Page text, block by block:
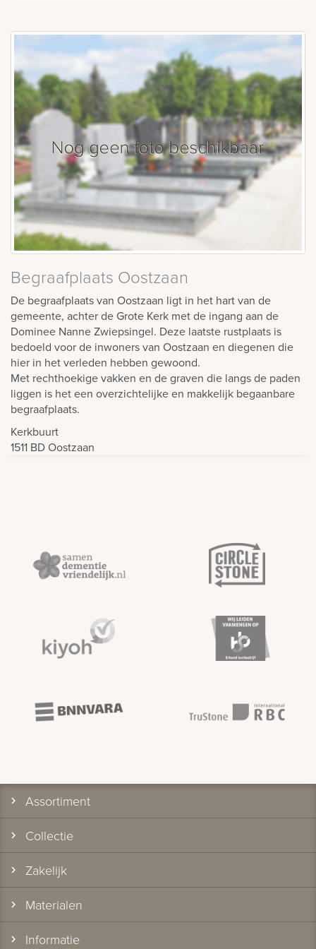
Begraafplaats Oostzaan
De begraafplaats van Oostzaan ligt in het hart van de
gemeente, achter de Grote Kerk met de ingang aan de
Dominee Nanne Zwiepsingel. Deze laatste rustplaats is
bedoeld voor de inwoners van Oostzaan en diegenen die
hier in het verleden hebben gewoond.
Met rechthoekige vakken en de graven die langs de paden
liggen is het een overzichtelijke en makkelijk begaanbare
begraafplaats.
Kerkbuurt
1511 BDOostzaan
Assortiment
Collectie
Zakelijk
Materialen
Informatie